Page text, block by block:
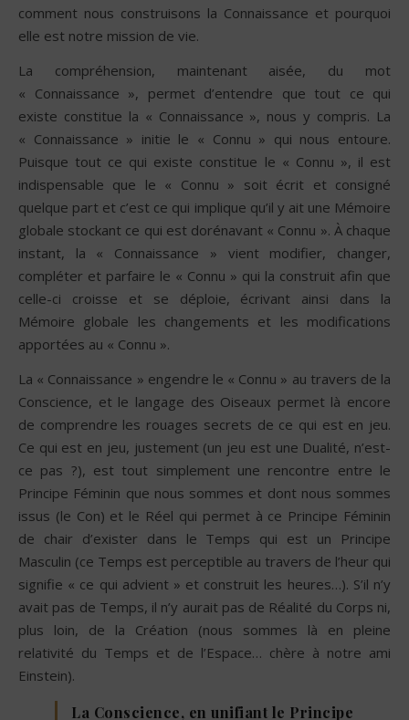
comment nous construisons la Connaissance et pourquoi
elle est notre mission de vie.
La compréhension, maintenant aisée, du mot
« Connaissance », permet d’entendre que tout ce qui
existe constitue la « Connaissance », nous y compris. La
« Connaissance » initie le « Connu » qui nous entoure.
Puisque tout ce qui existe constitue le « Connu », il est
indispensable que le « Connu » soit écrit et consigné
quelque part et c’est ce qui implique qu’il y ait une Mémoire
globale stockant ce qui est dorénavant « Connu ». À chaque
instant, la « Connaissance » vient modifier, changer,
compléter et parfaire le « Connu » qui la construit afin que
celle-ci croisse et se déploie, écrivant ainsi dans la
Mémoire globale les changements et les modifications
apportées au « Connu ».
La « Connaissance » engendre le « Connu » au travers de la
Conscience, et le langage des Oiseaux permet là encore
de comprendre les rouages secrets de ce qui est en jeu.
Ce qui est en jeu, justement (un jeu est une Dualité, n’est-
ce pas ?), est tout simplement une rencontre entre le
Principe Féminin que nous sommes et dont nous sommes
issus (le Con) et le Réel qui permet à ce Principe Féminin
de chair d’exister dans le Temps qui est un Principe
Masculin (ce Temps est perceptible au travers de l’heur qui
signifie « ce qui advient » et construit les heures…). S’il n’y
avait pas de Temps, il n’y aurait pas de Réalité du Corps ni,
plus loin, de la Création (nous sommes là en pleine
relativité du Temps et de l’Espace… chère à notre ami
Einstein).
La Conscience, en unifiant le Principe